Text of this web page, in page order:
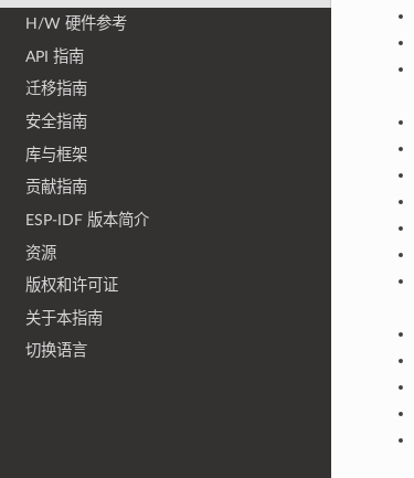
H/W 硬件参考
API 指南
迁移指南
安全指南
库与框架
贡献指南
ESP-IDF 版本简介
资源
版权和许可证
关于本指南
切换语言